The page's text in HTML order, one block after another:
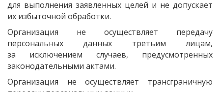
для выполнения заявленных целей и не допускает
их избыточной обработки.
Организация не осуществляет передачу
персональных данных третьим лицам,
за исключением случаев, предусмотренных
законодательными актами.
Организация не осуществляет трансграничную